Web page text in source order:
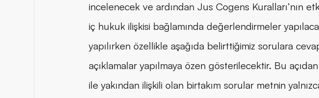
incelenecek ve ardından Jus Cogens Kuralları’nın
iç hukuk ilişkisi bağlamında değerlendirmeler
yapılırken özellikle aşağıda belirttiğimiz sorulara
açıklamalar yapılmaya özen gösterilecektir. Bu
ile yakından ilişkili olan birtakım sorular metnin